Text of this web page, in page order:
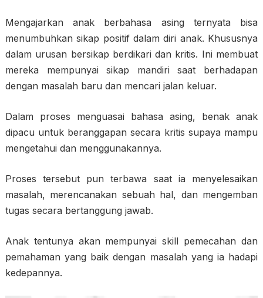
Mengajarkan anak berbahasa asing ternyata bisa
menumbuhkan sikap positif dalam diri anak. Khususnya
dalam urusan bersikap berdikari dan kritis. Ini membuat
mereka mempunyai sikap mandiri saat berhadapan
dengan masalah baru dan mencari jalan keluar.
Dalam proses menguasai bahasa asing, benak anak
dipacu untuk beranggapan secara kritis supaya mampu
mengetahui dan menggunakannya.
Proses tersebut pun terbawa saat ia menyelesaikan
masalah, merencanakan sebuah hal, dan mengemban
tugas secara bertanggung jawab.
Anak tentunya akan mempunyai skill pemecahan dan
pemahaman yang baik dengan masalah yang ia hadapi
kedepannya.